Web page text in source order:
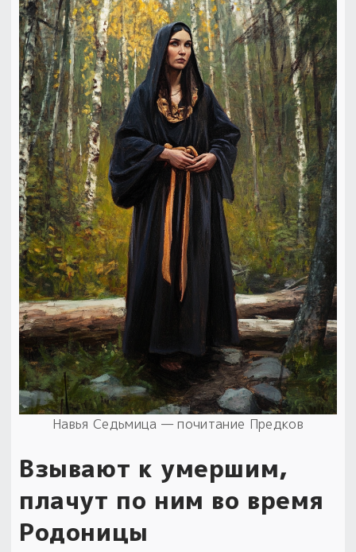
Навья Седьмица — почитание Предков
Взывают к умершим,
плачут по ним во время
Родоницы